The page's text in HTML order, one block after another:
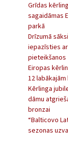
Grīdas
sagaidāmas
parkā
Drīzumā
iepazīsties
pieteikšanos
Eiropas
12
Kērlinga
dāmu
bronzai
“Balticovo
sezonas